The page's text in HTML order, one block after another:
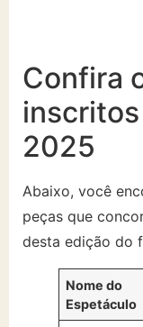
Confira
2025
Abaixo, você
peças que
desta edição do
Nome do
Espetáculo